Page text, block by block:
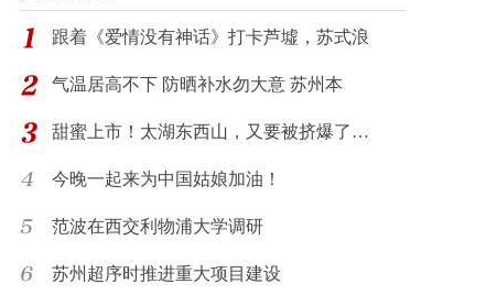
跟着《爱情没有神话》打卡芦墟，苏式浪
气温居高不下 防晒补水勿大意 苏州本
甜蜜上市！太湖东西山，又要被挤爆了…
今晚一起来为中国姑娘加油！
范波在西交利物浦大学调研
苏州超序时推进重大项目建设